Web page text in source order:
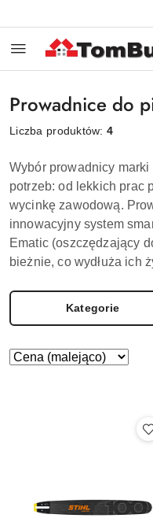
Prowadnice do
Liczba produktów:4
Wybór prowadnicy marki
potrzeb: od lekkich prac
wycinkę zawodową.
innowacyjny system
Ematic(oszczędzający
bieżnie, co wydłuża ich
Kategorie
Zastosowano
Sortuj